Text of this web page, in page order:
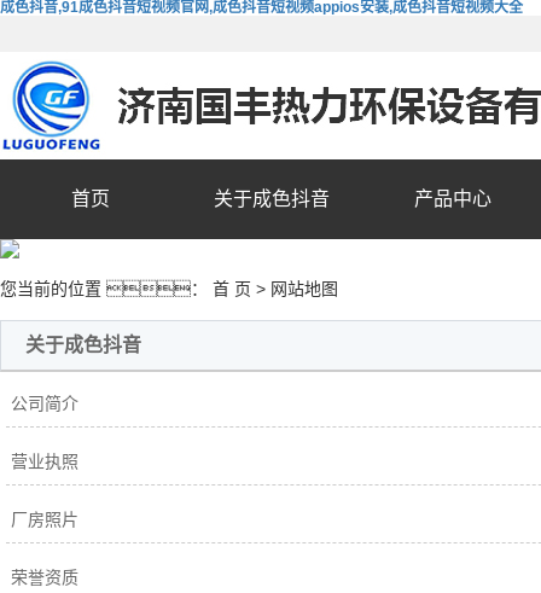
成色抖音,91成色抖音短视频官网,成色抖音短视频appios安装,成色抖音短视频大全
首页 关于成色抖音 产品中心
您当前的位置 ： 首 页 > 网站地图
关于成色抖音
公司简介
营业执照
厂房照片
荣誉资质